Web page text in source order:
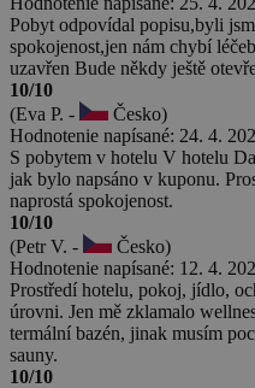
Pobyt odpovídal popisu,byli
spokojenost,jen nám chybí
uzavřen Bude někdy ještě
10/10
(Eva P. -
Česko)
Hodnotenie napísané: 24. 4.
S pobytem v hotelu V hotelu
jak bylo napsáno v kuponu.
naprostá spokojenost.
10/10
(Petr V. -
Česko)
Hodnotenie napísané: 12. 4.
Prostředí hotelu, pokoj, jídlo,
úrovni. Jen mě zklamalo
termální bazén, jinak musím
sauny.
10/10